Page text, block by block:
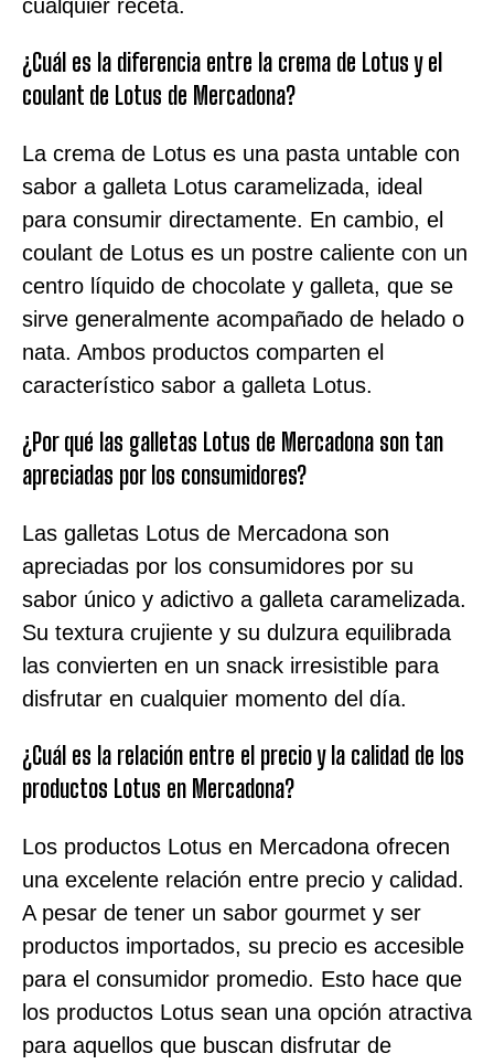
cualquier receta.
¿Cuál es la diferencia entre la crema de Lotus y el
coulant de Lotus de Mercadona?
La crema de Lotus es una pasta untable con
sabor a galleta Lotus caramelizada, ideal
para consumir directamente. En cambio, el
coulant de Lotus es un postre caliente con un
centro líquido de chocolate y galleta, que se
sirve generalmente acompañado de helado o
nata. Ambos productos comparten el
característico sabor a galleta Lotus.
¿Por qué las galletas Lotus de Mercadona son tan
apreciadas por los consumidores?
Las galletas Lotus de Mercadona son
apreciadas por los consumidores por su
sabor único y adictivo a galleta caramelizada.
Su textura crujiente y su dulzura equilibrada
las convierten en un snack irresistible para
disfrutar en cualquier momento del día.
¿Cuál es la relación entre el precio y la calidad de los
productos Lotus en Mercadona?
Los productos Lotus en Mercadona ofrecen
una excelente relación entre precio y calidad.
A pesar de tener un sabor gourmet y ser
productos importados, su precio es accesible
para el consumidor promedio. Esto hace que
los productos Lotus sean una opción atractiva
para aquellos que buscan disfrutar de